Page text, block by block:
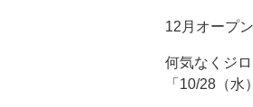
12月オープ
何気なくジ
「10/28（